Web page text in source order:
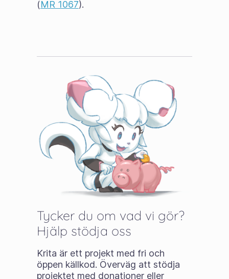
(MR 1067).
Tycker du om vad vi gör?
Hjälp stödja oss
Krita är ett projekt med fri och
öppen källkod. Överväg att stödja
projektet med donationer eller